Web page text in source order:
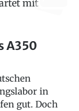
A350
in
gut. Doch